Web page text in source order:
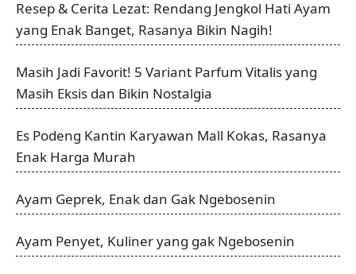
Resep & Cerita Lezat: Rendang Jengkol Hati Ayam
yang Enak Banget, Rasanya Bikin Nagih!
Masih Jadi Favorit! 5 Variant Parfum Vitalis yang
Masih Eksis dan Bikin Nostalgia
Es Podeng Kantin Karyawan Mall Kokas, Rasanya
Enak Harga Murah
Ayam Geprek, Enak dan Gak Ngebosenin
Ayam Penyet, Kuliner yang gak Ngebosenin